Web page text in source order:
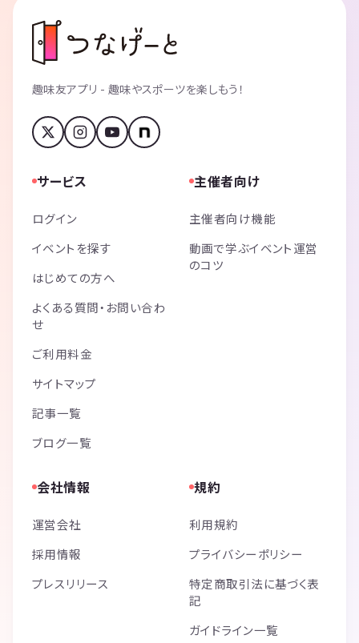
趣味友アプリ - 趣味やスポーツを楽しもう！
サービス
ログイン
イベントを探す
はじめての方へ
よくある質問・お問い合わ
せ
ご利用料金
サイトマップ
記事一覧
ブログ一覧
主催者向け
主催者向け機能
動画で学ぶイベント運営
のコツ
会社情報
運営会社
採用情報
プレスリリース
規約
利用規約
プライバシーポリシー
特定商取引法に基づく表
記
ガイドライン一覧